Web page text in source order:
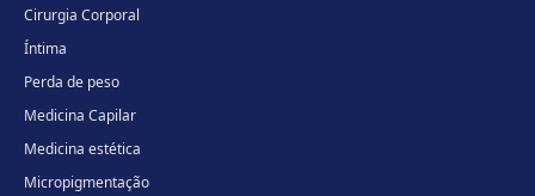
Cirurgia Corporal
Íntima
Perda de peso
Medicina Capilar
Medicina estética
Micropigmentação